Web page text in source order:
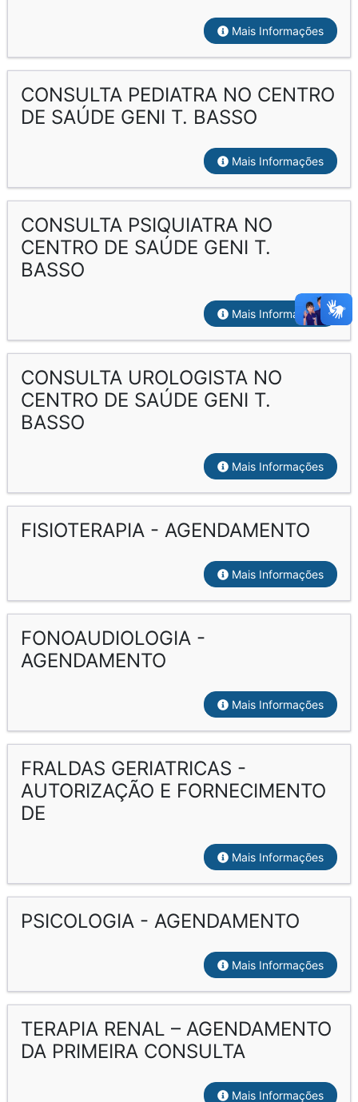
Mais Informações
CONSULTA PEDIATRA NO CENTRO
DE SAÚDE GENI T. BASSO
Mais Informações
CONSULTA PSIQUIATRA NO
CENTRO DE SAÚDE GENI T.
BASSO
Mais Informações
CONSULTA UROLOGISTA NO
CENTRO DE SAÚDE GENI T.
BASSO
Mais Informações
FISIOTERAPIA - AGENDAMENTO
Mais Informações
FONOAUDIOLOGIA -
AGENDAMENTO
Mais Informações
FRALDAS GERIATRICAS -
AUTORIZAÇÃO E FORNECIMENTO
DE
Mais Informações
PSICOLOGIA - AGENDAMENTO
Mais Informações
TERAPIA RENAL – AGENDAMENTO
DA PRIMEIRA CONSULTA
Mais Informações